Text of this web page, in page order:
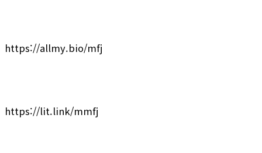
https://allmy.bio/mfj
https://lit.link/mmfj